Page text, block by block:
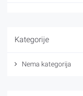
Kategorije
Nema kategorija